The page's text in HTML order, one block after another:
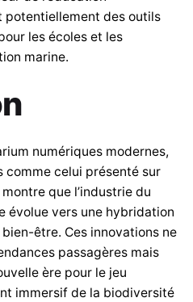
potentiellement des outils
les écoles et les
marine.
numériques modernes,
celui présenté sur
que l’industrie du
vers une hybridation
être. Ces innovations ne
passagères mais
ère pour le jeu
immersif de la biodiversité